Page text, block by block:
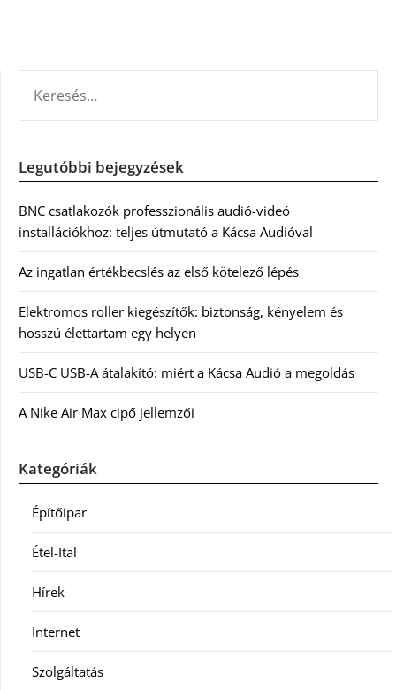
Legutóbbi bejegyzések
BNC csatlakozók professzionális audió-videó
installációkhoz: teljes útmutató a Kácsa Audióval
Az ingatlan értékbecslés az első kötelező lépés
Elektromos roller kiegészítők: biztonság, kényelem és
hosszú élettartam egy helyen
USB-C USB-A átalakító: miért a Kácsa Audió a megoldás
A Nike Air Max cipő jellemzői
Kategóriák
Építőipar
Étel-Ital
Hírek
Internet
Szolgáltatás